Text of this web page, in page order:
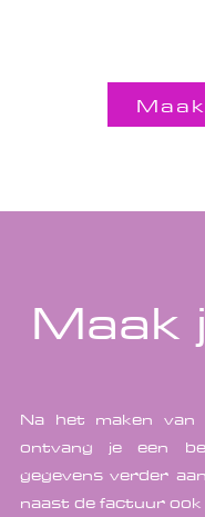
Maak
Na het maken van
ontvang je een
gegevens verder
naast de factuur